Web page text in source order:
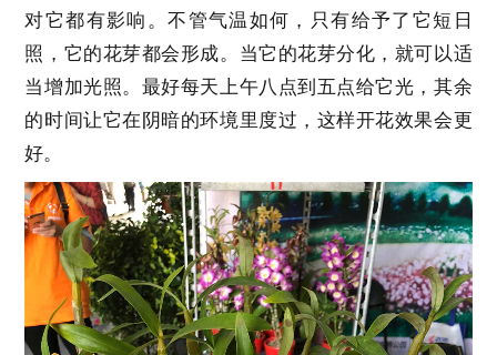
对它都有影响。不管气温如何，只有给予了它短日
照，它的花芽都会形成。当它的花芽分化，就可以适
当增加光照。最好每天上午八点到五点给它光，其余
的时间让它在阴暗的环境里度过，这样开花效果会更
好。